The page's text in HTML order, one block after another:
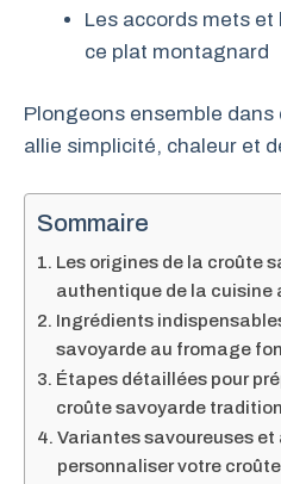
Les accords mets
ce plat montagnard
Plongeons ensemble
allie simplicité, chaleur et
Sommaire
Les origines de la croûte
authentique de la cuisine
Ingrédients
savoyarde au fromage
Étapes détaillées pour
croûte savoyarde
Variantes savoureuses et
personnaliser votre